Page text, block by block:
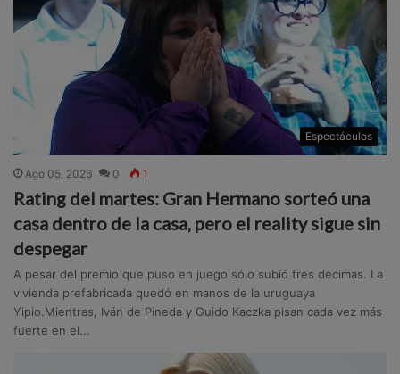
Espectáculos
Ago 05, 2026 0 1
Rating del martes: Gran Hermano sorteó una
casa dentro de la casa, pero el reality sigue sin
despegar
A pesar del premio que puso en juego sólo subió tres décimas. La
vivienda prefabricada quedó en manos de la uruguaya
Yipio.Mientras, Iván de Pineda y Guido Kaczka pisan cada vez más
fuerte en el...